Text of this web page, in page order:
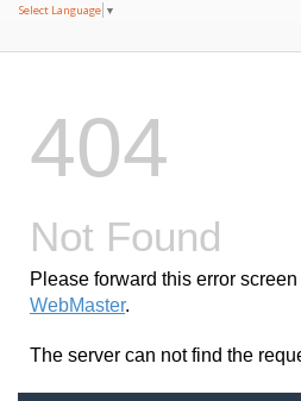
Select Language ▼